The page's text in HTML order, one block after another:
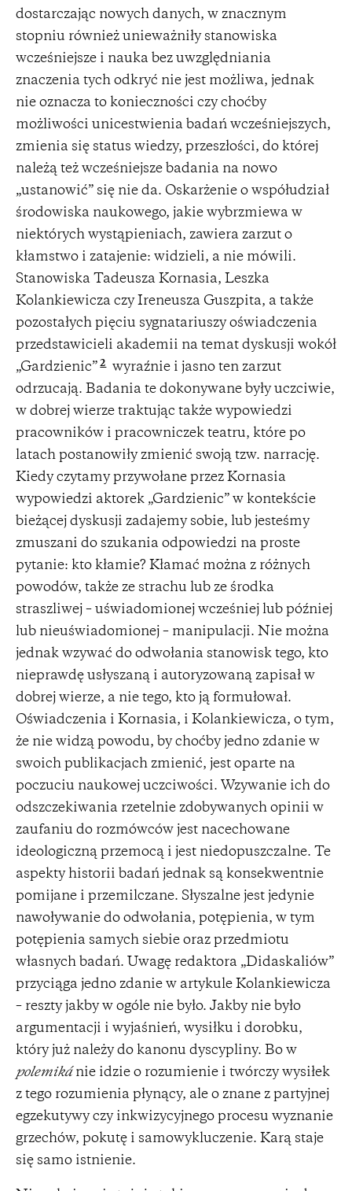
dostarczając nowych danych, w znacznym
stopniu również unieważniły stanowiska
wcześniejsze i nauka bez uwzględniania
znaczenia tych odkryć nie jest możliwa, jednak
nie oznacza to konieczności czy choćby
możliwości unicestwienia badań wcześniejszych,
zmienia się status wiedzy, przeszłości, do której
należą też wcześniejsze badania na nowo
„ustanowić” się nie da. Oskarżenie o współudział
środowiska naukowego, jakie wybrzmiewa w
niektórych wystąpieniach, zawiera zarzut o
kłamstwo i zatajenie: widzieli, a nie mówili.
Stanowiska Tadeusza Kornasia, Leszka
Kolankiewicza czy Ireneusza Guszpita, a także
pozostałych pięciu sygnatariuszy oświadczenia
przedstawicieli akademii na temat dyskusji wokół
„Gardzienic” 2
wyraźnie i jasno ten zarzut
odrzucają. Badania te dokonywane były uczciwie,
w dobrej wierze traktując także wypowiedzi
pracowników i pracowniczek teatru, które po
latach postanowiły zmienić swoją tzw. narrację.
Kiedy czytamy przywołane przez Kornasia
wypowiedzi aktorek „Gardzienic” w kontekście
bieżącej dyskusji zadajemy sobie, lub jesteśmy
zmuszani do szukania odpowiedzi na proste
pytanie: kto kłamie? Kłamać można z różnych
powodów, także ze strachu lub ze środka
straszliwej – uświadomionej wcześniej lub później
lub nieuświadomionej – manipulacji. Nie można
jednak wzywać do odwołania stanowisk tego, kto
nieprawdę usłyszaną i autoryzowaną zapisał w
dobrej wierze, a nie tego, kto ją formułował.
Oświadczenia i Kornasia, i Kolankiewicza, o tym,
że nie widzą powodu, by choćby jedno zdanie w
swoich publikacjach zmienić, jest oparte na
poczuciu naukowej uczciwości. Wzywanie ich do
odszczekiwania rzetelnie zdobywanych opinii w
zaufaniu do rozmówców jest nacechowane
ideologiczną przemocą i jest niedopuszczalne. Te
aspekty historii badań jednak są konsekwentnie
pomijane i przemilczane. Słyszalne jest jedynie
nawoływanie do odwołania, potępienia, w tym
potępienia samych siebie oraz przedmiotu
własnych badań. Uwagę redaktora „Didaskaliów”
przyciąga jedno zdanie w artykule Kolankiewicza
– reszty jakby w ogóle nie było. Jakby nie było
argumentacji i wyjaśnień, wysiłku i dorobku,
który już należy do kanonu dyscypliny. Bo w
polemikánie idzie o rozumienie i twórczy wysiłek
z tego rozumienia płynący, ale o znane z partyjnej
egzekutywy czy inkwizycyjnego procesu wyznanie
grzechów, pokutę i samowykluczenie. Karą staje
się samo istnienie.